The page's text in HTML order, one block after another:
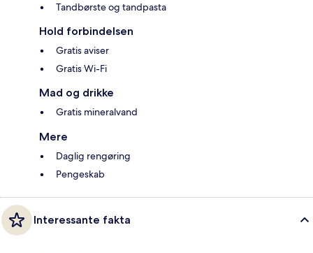
Tandbørste og tandpasta
Hold forbindelsen
Gratis aviser
Gratis Wi-Fi
Mad og drikke
Gratis mineralvand
Mere
Daglig rengøring
Pengeskab
Interessante fakta